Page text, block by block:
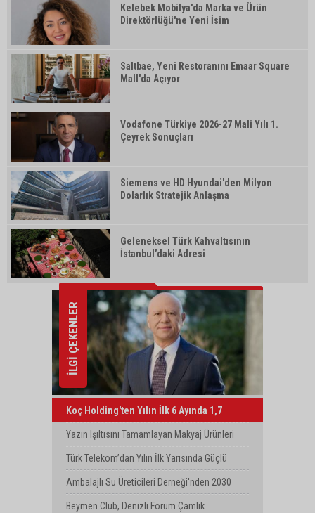
Kelebek Mobilya'da Marka ve Ürün
Direktörlüğü'ne Yeni İsim
Saltbae, Yeni Restoranını Emaar Square
Mall'da Açıyor
Vodafone Türkiye 2026-27 Mali Yılı 1.
Çeyrek Sonuçları
Siemens ve HD Hyundai'den Milyon
Dolarlık Stratejik Anlaşma
Geleneksel Türk Kahvaltısının
İstanbul’daki Adresi
İLGİ ÇEKENLER
Koç Holding'ten Yılın İlk 6 Ayında 1,7
Milyar Dolarlık Kombine Yatırım
Yazın Işıltısını Tamamlayan Makyaj Ürünleri
Watsons Türkiye'de!
Türk Telekom’dan Yılın İlk Yarısında Güçlü
Performans
Ambalajlı Su Üreticileri Derneği'nden 2030
Uyarısı
Beymen Club, Denizli Forum Çamlık